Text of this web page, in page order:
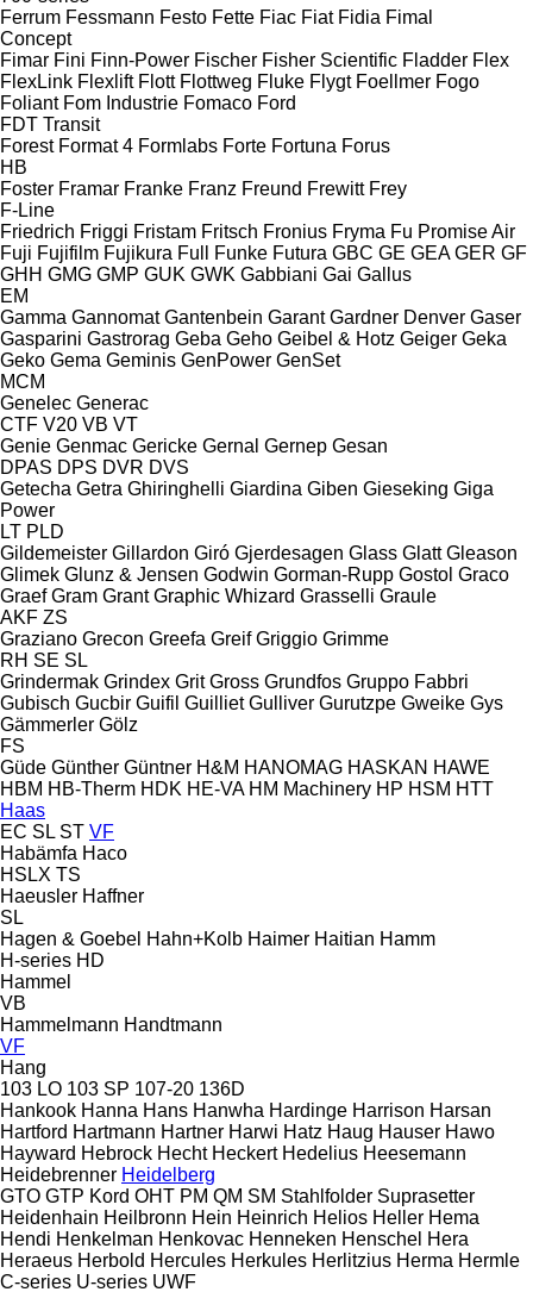
Ferrum Fessmann Festo Fette Fiac Fiat Fidia Fimal
Concept
Fimar Fini Finn-Power Fischer Fisher Scientific Fladder Flex
FlexLink Flexlift Flott Flottweg Fluke Flygt Foellmer Fogo
Foliant Fom Industrie Fomaco Ford
FDT Transit
Forest Format 4 Formlabs Forte Fortuna Forus
HB
Foster Framar Franke Franz Freund Frewitt Frey
F-Line
Friedrich Friggi Fristam Fritsch Fronius Fryma Fu Promise Air
Fuji Fujifilm Fujikura Full Funke Futura GBC GE GEA GER GF
GHH GMG GMP GUK GWK Gabbiani Gai Gallus
EM
Gamma Gannomat Gantenbein Garant Gardner Denver Gaser
Gasparini Gastrorag Geba Geho Geibel & Hotz Geiger Geka
Geko Gema Geminis GenPower GenSet
MCM
Genelec Generac
CTF V20 VB VT
Genie Genmac Gericke Gernal Gernep Gesan
DPAS DPS DVR DVS
Getecha Getra Ghiringhelli Giardina Giben Gieseking Giga
Power
LT PLD
Gildemeister Gillardon Giró Gjerdesagen Glass Glatt Gleason
Glimek Glunz & Jensen Godwin Gorman-Rupp Gostol Graco
Graef Gram Grant Graphic Whizard Grasselli Graule
AKF ZS
Graziano Grecon Greefa Greif Griggio Grimme
RH SE SL
Grindermak Grindex Grit Gross Grundfos Gruppo Fabbri
Gubisch Gucbir Guifil Guilliet Gulliver Gurutzpe Gweike Gys
Gämmerler Gölz
FS
Güde Günther Güntner H&M HANOMAG HASKAN HAWE
HBM HB‑Therm HDK HE-VA HM Machinery HP HSM HTT
Haas
EC SL ST VF
Habämfa Haco
HSLX TS
Haeusler Haffner
SL
Hagen & Goebel Hahn+Kolb Haimer Haitian Hamm
H-series HD
Hammel
VB
Hammelmann Handtmann
VF
Hang
103 LO 103 SP 107-20 136D
Hankook Hanna Hans Hanwha Hardinge Harrison Harsan
Hartford Hartmann Hartner Harwi Hatz Haug Hauser Hawo
Hayward Hebrock Hecht Heckert Hedelius Heesemann
Heidebrenner Heidelberg
GTO GTP Kord OHT PM QM SM Stahlfolder Suprasetter
Heidenhain Heilbronn Hein Heinrich Helios Heller Hema
Hendi Henkelman Henkovac Henneken Henschel Hera
Heraeus Herbold Hercules Herkules Herlitzius Herma Hermle
C-series U-series UWF